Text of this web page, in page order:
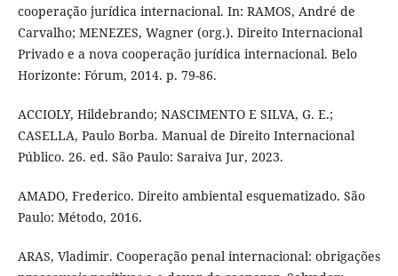
cooperação jurídica internacional. In: RAMOS, André de
Carvalho; MENEZES, Wagner (org.). Direito Internacional
Privado e a nova cooperação jurídica internacional. Belo
Horizonte: Fórum, 2014. p. 79-86.
ACCIOLY, Hildebrando; NASCIMENTO E SILVA, G. E.;
CASELLA, Paulo Borba. Manual de Direito Internacional
Público. 26. ed. São Paulo: Saraiva Jur, 2023.
AMADO, Frederico. Direito ambiental esquematizado. São
Paulo: Método, 2016.
ARAS, Vladimir. Cooperação penal internacional: obrigações